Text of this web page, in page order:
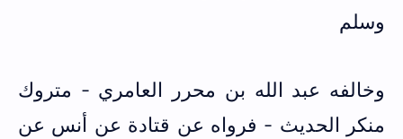
وسلم
وخالفه عبد الله بن محرر العامري - متروك
منكر الحديث - فرواه عن قتادة عن أنس عن